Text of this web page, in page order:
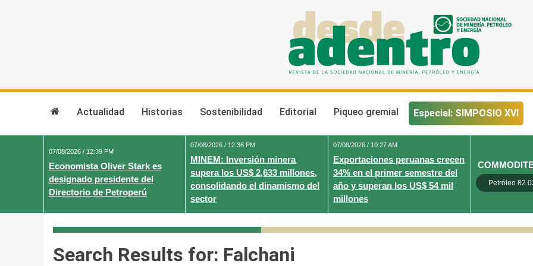
Actualidad Historias Sostenibilidad Editorial Piqueo gremial Especial: SIMPOSIO XVI
07/08/2026 / 12:39 PM
Economista Oliver Stark es
designado presidente del
Directorio de Petroperú
07/08/2026 / 12:36 PM
MINEM: Inversión minera
supera los US$ 2,633 millones,
consolidando el dinamismo del
sector
07/08/2026 / 10:27 AM
Exportaciones peruanas crecen
34% en el primer semestre del
año y superan los US$ 54 mil
millones
Petróleo
Search Results for: Falchani